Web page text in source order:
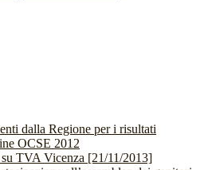
dalla Regione per i risultati
OCSE 2012
TVA Vicenza [21/11/2013]